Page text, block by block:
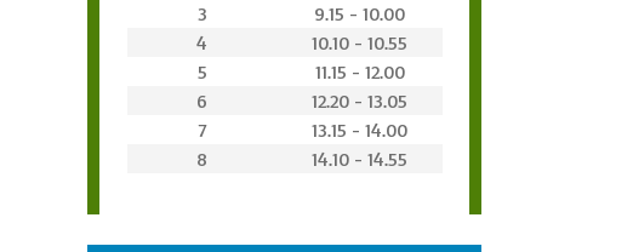
3
9.15 - 10.00
4
10.10 - 10.55
5
11.15 - 12.00
6
12.20 - 13.05
7
13.15 - 14.00
8
14.10 - 14.55